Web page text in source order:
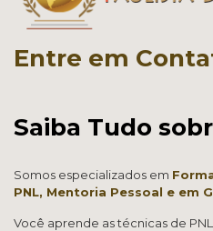
Entre em
Saiba Tudo
Somos especializados em
PNL, Mentoria Pessoal e em
Você aprende as técnicas de